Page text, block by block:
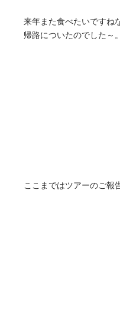
来年また食べたいですね
帰路についたのでした～。
ここまではツアーのご報